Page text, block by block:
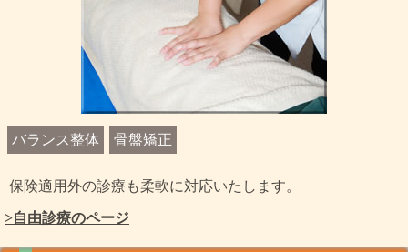
バランス整体 骨盤矯正
保険適用外の診療も柔軟に対応いたします。
>自由診療のページ